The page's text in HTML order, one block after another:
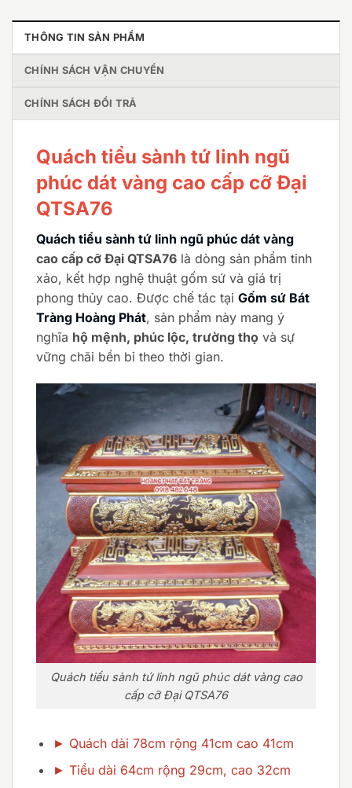
THÔNG TIN SẢN PHẨM
CHÍNH SÁCH VẬN CHUYỂN
CHÍNH SÁCH ĐỔI TRẢ
Quách tiểu sành tứ linh ngũ
phúc dát vàng cao cấp cỡ Đại
QTSA76
Quách tiểu sành tứ linh ngũ phúc dát vàng
cao cấp cỡ Đại QTSA76 là dòng sản phẩm tinh
xảo, kết hợp nghệ thuật gốm sứ và giá trị
phong thủy cao. Được chế tác tại Gốm sứ Bát
Tràng Hoàng Phát, sản phẩm này mang ý
nghĩa hộ mệnh, phúc lộc, trường thọ và sự
vững chãi bền bỉ theo thời gian.
Quách tiểu sành tứ linh ngũ phúc dát vàng cao
cấp cỡ Đại QTSA76
► Quách dài 78cm rộng 41cm cao 41cm
► Tiểu dài 64cm rộng 29cm, cao 32cm